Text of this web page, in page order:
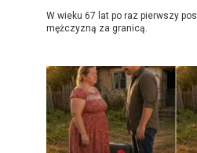
W wieku 67 lat po raz pierwszy
mężczyzną za granicą.